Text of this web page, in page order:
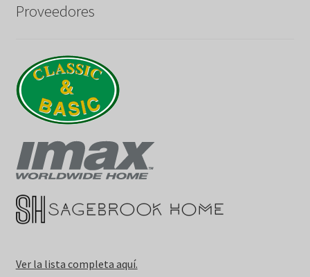
Proveedores
Ver la lista completa aquí.